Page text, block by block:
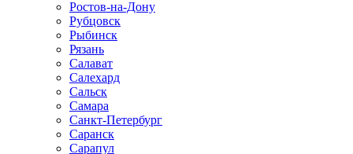
Ростов-на-Дону
Рубцовск
Рыбинск
Рязань
Салават
Салехард
Сальск
Самара
Санкт-Петербург
Саранск
Сарапул